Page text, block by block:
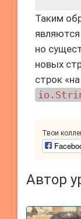
Таким
но
новых
строк
Твои
Автор